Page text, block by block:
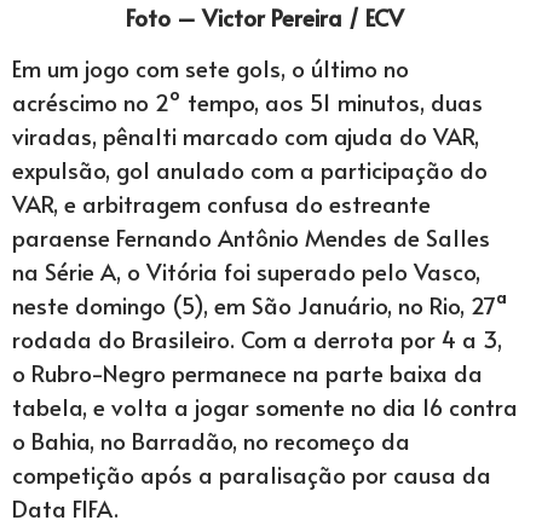
Foto – Victor Pereira / ECV
Em um jogo com sete gols, o último no
acréscimo no 2º tempo, aos 51 minutos, duas
viradas, pênalti marcado com ajuda do VAR,
expulsão, gol anulado com a participação do
VAR, e arbitragem confusa do estreante
paraense Fernando Antônio Mendes de Salles
na Série A, o Vitória foi superado pelo Vasco,
neste domingo (5), em São Januário, no Rio, 27ª
rodada do Brasileiro. Com a derrota por 4 a 3,
o Rubro-Negro permanece na parte baixa da
tabela, e volta a jogar somente no dia 16 contra
o Bahia, no Barradão, no recomeço da
competição após a paralisação por causa da
Data FIFA.